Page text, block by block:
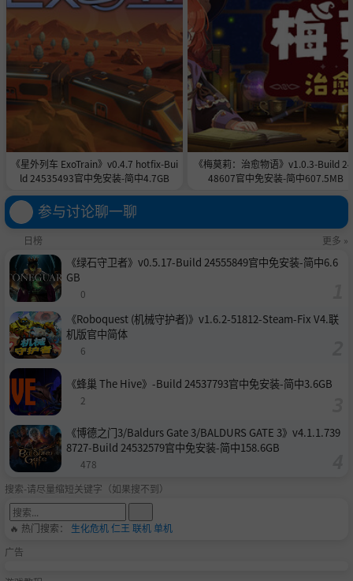
《星外列车 ExoTrain》v0.4.7 hotfix-Bui
ld 24535493官中免安装-简中4.7GB
《梅莫莉：治愈物语》v1.0.3-Build
48607官中免安装-简中607.5MB
参与讨论聊一聊
日榜 更多 »
《绿石守卫者》v0.5.17-Build 24555849官中免安装-简中6.6
GB
0
《Roboquest (机械守护者)》v1.6.2-51812-Steam-Fix V4.联
机版官中简体
6
《蜂巢 The Hive》-Build 24537793官中免安装-简中3.6GB
2
《博德之门3/Baldurs Gate 3/BALDURS GATE 3》v4.1.1.739
8727-Build 24532579官中免安装-简中158.6GB
478
搜索-请尽量缩短关键字（如果搜不到）
🔥 热门搜索： 生化危机仁王 联机单机
广告